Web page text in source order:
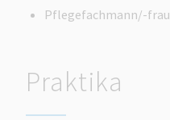
Pflegefachmann/-frau
Praktika